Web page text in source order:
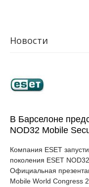
Новости
В Барселоне
NOD32 Mobile
Компания ESET
поколения ESET
Официальная
Mobile World Congress